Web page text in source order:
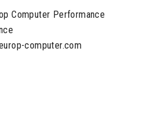
Computer Performance
computer.com